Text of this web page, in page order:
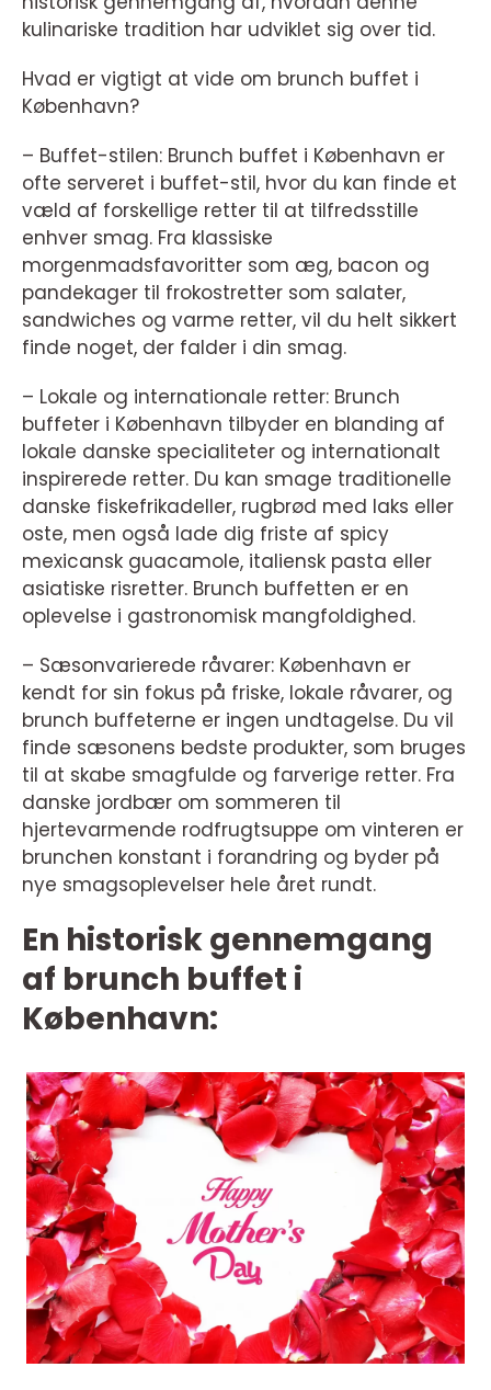
kulinariske tradition har udviklet sig over tid.
Hvad er vigtigt at vide om brunch buffet i
København?
– Buffet-stilen: Brunch buffet i København er
ofte serveret i buffet-stil, hvor du kan finde et
væld af forskellige retter til at tilfredsstille
enhver smag. Fra klassiske
morgenmadsfavoritter som æg, bacon og
pandekager til frokostretter som salater,
sandwiches og varme retter, vil du helt sikkert
finde noget, der falder i din smag.
– Lokale og internationale retter: Brunch
buffeter i København tilbyder en blanding af
lokale danske specialiteter og internationalt
inspirerede retter. Du kan smage traditionelle
danske fiskefrikadeller, rugbrød med laks eller
oste, men også lade dig friste af spicy
mexicansk guacamole, italiensk pasta eller
asiatiske risretter. Brunch buffetten er en
oplevelse i gastronomisk mangfoldighed.
– Sæsonvarierede råvarer: København er
kendt for sin fokus på friske, lokale råvarer, og
brunch buffeterne er ingen undtagelse. Du vil
finde sæsonens bedste produkter, som bruges
til at skabe smagfulde og farverige retter. Fra
danske jordbær om sommeren til
hjertevarmende rodfrugtsuppe om vinteren er
brunchen konstant i forandring og byder på
nye smagsoplevelser hele året rundt.
En historisk gennemgang
af brunch buffet i
København: